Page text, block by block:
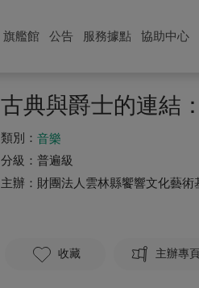
旗艦館 公告 服務據點 協助中心
古典與爵士的連結
類別： 音樂
分級： 普遍級
主辦： 財團法人雲林縣饗響文化藝術
收藏 主辦專